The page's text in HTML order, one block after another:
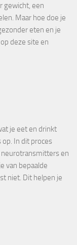
gewicht, een
Maar hoe doe je
eten en je
deze site en
je eet en drinkt
In dit proces
en
van bepaalde
niet. Dit helpen je